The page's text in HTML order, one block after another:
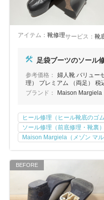
アイテム： 靴修理サービス： 靴
足袋ブーツのソール
参考価格：
婦人靴 バリュー
理） プレミアム （両足） 税
ブランド：
Maison Margiela
ヒール修理（ヒール靴底のゴム
ソール修理（前底修理・靴裏）
Maison Margiela（メゾン マル